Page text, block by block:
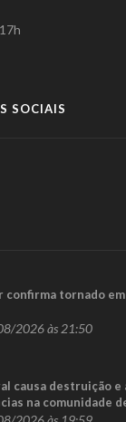
SOCIAIS
confirma tornado
2026 às 21:50
causa destruição e
na comunidade